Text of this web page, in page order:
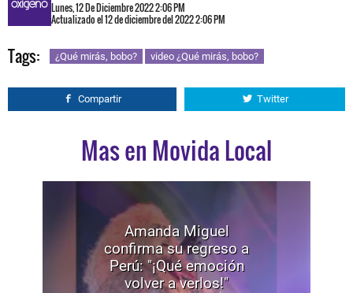
Lunes, 12 De Diciembre 2022 2:06 PM
Actualizado el 12 de diciembre del 2022 2:06 PM
Tags: ¿Qué mirás, bobo? video ¿Qué mirás, bobo?
Compartir Twitter
Mas en Movida Local
Amanda Miguel
confirma su regreso a
Perú: "¡Qué emoción
volver a verlos!"